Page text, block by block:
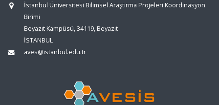
İstanbul Üniversitesi Bilimsel Araştırma Projeleri Koordinasyon
Birimi
Beyazıt Kampüsü, 34119, Beyazıt
İSTANBUL
aves@istanbul.edu.tr